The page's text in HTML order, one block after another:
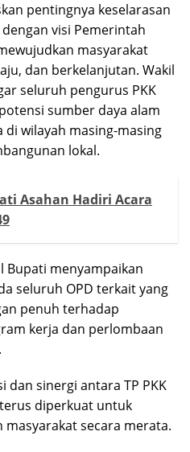
pentingnya keselarasan
visi Pemerintah
masyarakat
dan berkelanjutan. Wakil
seluruh pengurus PKK
sumber daya alam
wilayah masing-masing
lokal.
Asahan Hadiri Acara
Bupati menyampaikan
seluruh OPD terkait yang
penuh terhadap
kerja dan perlombaan
sinergi antara TP PKK
diperkuat untuk
secara merata.